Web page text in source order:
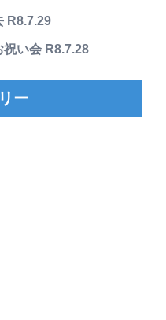
R8.7.29
い会 R8.7.28
ー